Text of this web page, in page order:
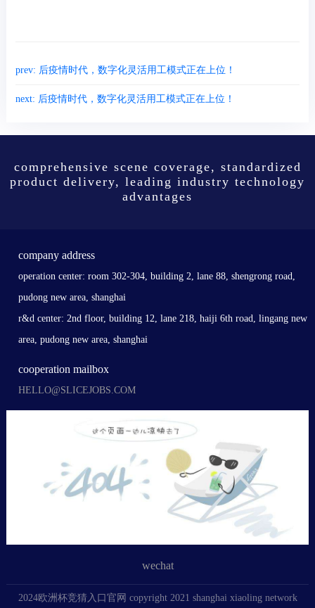
prev: 后疫情时代，数字化灵活用工模式正在上位！
next: 后疫情时代，数字化灵活用工模式正在上位！
comprehensive scene coverage, standardized
product delivery, leading industry technology
advantages
company address
operation center: room 302-304, building 2, lane 88, shengrong road,
pudong new area, shanghai
r&d center: 2nd floor, building 12, lane 218, haiji 6th road, lingang new
area, pudong new area, shanghai
cooperation mailbox
HELLO@SLICEJOBS.COM
wechat
2024欧洲杯竞猜入口官网 copyright 2021 shanghai xiaoling network